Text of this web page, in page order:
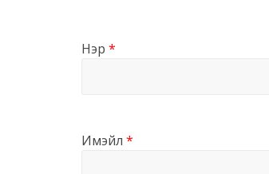
Нэр *
Имэйл *